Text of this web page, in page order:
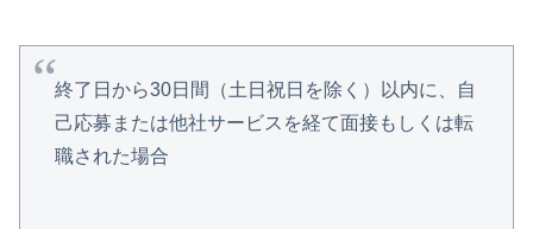
終了日から30日間（土日祝日を除く）以内に、自
己応募または他社サービスを経て面接もしくは転
職された場合